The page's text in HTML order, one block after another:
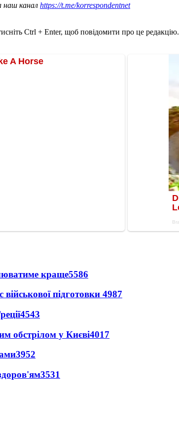
наш канал https://t.me/korrespondentnet
Ctrl + Enter, щоб повідомити про це редакцію.
краще5586
підготовки 4987
4543
обстрілом у Києві4017
3952
3531